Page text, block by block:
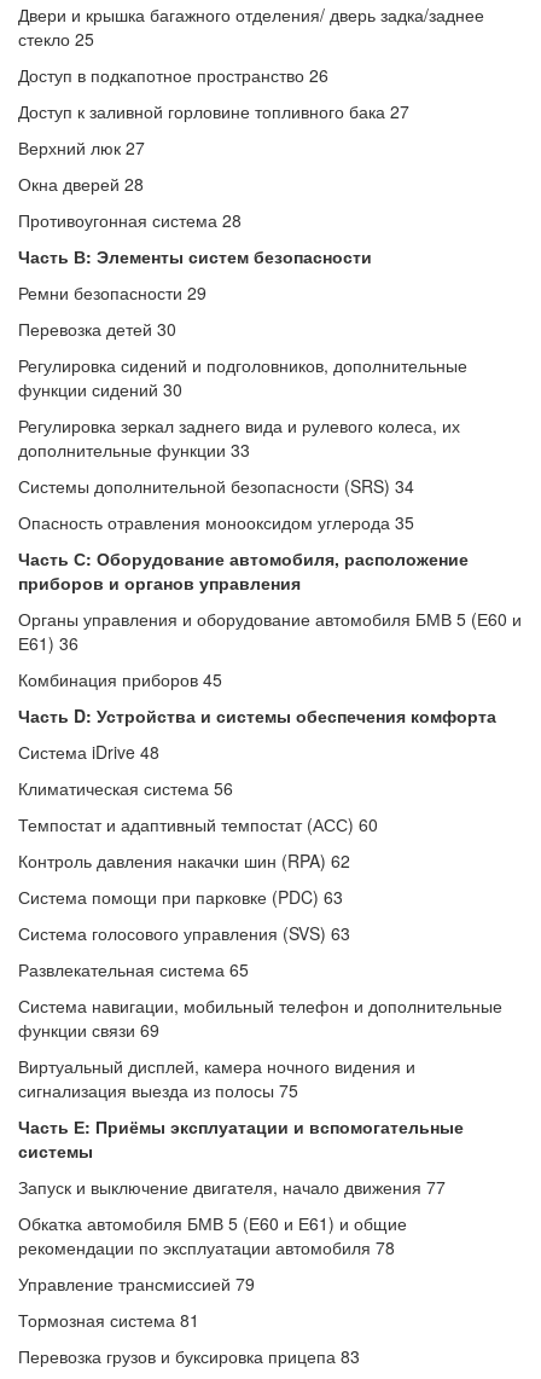
Двери и крышка багажного отделения/ дверь задка/заднее
стекло 25
Доступ в подкапотное пространство 26
Доступ к заливной горловине топливного бака 27
Верхний люк 27
Окна дверей 28
Противоугонная система 28
Часть В: Элементы систем безопасности
Ремни безопасности 29
Перевозка детей 30
Регулировка сидений и подголовников, дополнительные
функции сидений 30
Регулировка зеркал заднего вида и рулевого колеса, их
дополнительные функции 33
Системы дополнительной безопасности (SRS) 34
Опасность отравления монооксидом углерода 35
Часть С: Оборудование автомобиля, расположение
приборов и органов управления
Органы управления и оборудование автомобиля БМВ 5 (Е60 и
Е61) 36
Комбинация приборов 45
Часть D: Устройства и системы обеспечения комфорта
Система iDrive 48
Климатическая система 56
Темпостат и адаптивный темпостат (АСС) 60
Контроль давления накачки шин (RPA) 62
Система помощи при парковке (PDC) 63
Система голосового управления (SVS) 63
Развлекательная система 65
Система навигации, мобильный телефон и дополнительные
функции связи 69
Виртуальный дисплей, камера ночного видения и
сигнализация выезда из полосы 75
Часть Е: Приёмы эксплуатации и вспомогательные
системы
Запуск и выключение двигателя, начало движения 77
Обкатка автомобиля БМВ 5 (Е60 и Е61) и общие
рекомендации по эксплуатации автомобиля 78
Управление трансмиссией 79
Тормозная система 81
Перевозка грузов и буксировка прицепа 83